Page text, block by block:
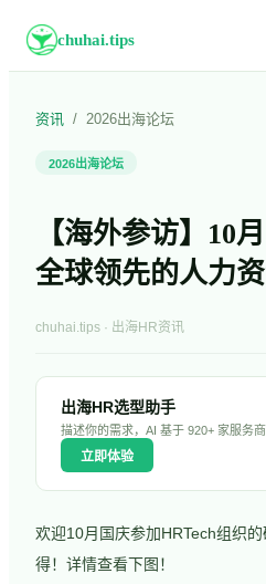
chuhai.tips
资讯 / 2026出海论坛
2026出海论坛
【海外参访】10
全球领先的人力
chuhai.tips · 出海HR资讯
出海HR选型助手
描述你的需求，AI 基于 920+ 家服务
立即体验
欢迎10月国庆参加HRTech组织
得！详情查看下图！